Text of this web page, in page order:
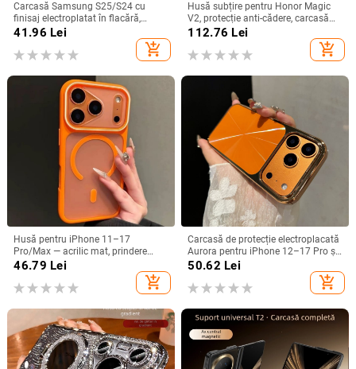
Carcasă Samsung S25/S24 cu
finisaj electroplatat în flacără,
design decupat, compatibilă cu
41.96 Lei
add_shopping_cart
Husă subțire pentru Honor Magic
V2, protecție anti-cădere, carcasă
dură pentru ecran pliabil, finisaj PU
112.76 Lei
add_shopping_cart
Husă pentru iPhone 11–17
Pro/Max — acrilic mat, prindere
magnetică, protecție anti-cadere,
46.79 Lei
add_shopping_cart
Carcasă de protecție electroplacată
Aurora pentru iPhone 12–17 Pro și
Pro Max, acoperire completă, anti-
50.62 Lei
add_shopping_cart